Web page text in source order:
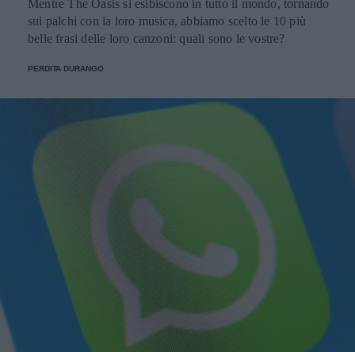
Mentre The Oasis si esibiscono in tutto il mondo, tornando
sui palchi con la loro musica, abbiamo scelto le 10 più
belle frasi delle loro canzoni: quali sono le vostre?
PERDITA DURANGO